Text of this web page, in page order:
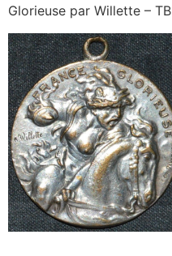
Glorieuse par Willette – TB